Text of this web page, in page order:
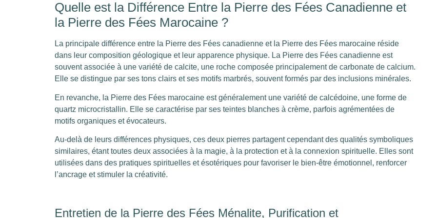
Quelle est la Différence Entre la Pierre des Fées Canadienne et
la Pierre des Fées Marocaine ?
La principale différence entre la Pierre des Fées canadienne et la Pierre des Fées marocaine réside
dans leur composition géologique et leur apparence physique. La Pierre des Fées canadienne est
souvent associée à une variété de calcite, une roche composée principalement de carbonate de calcium.
Elle se distingue par ses tons clairs et ses motifs marbrés, souvent formés par des inclusions minérales.
En revanche, la Pierre des Fées marocaine est généralement une variété de calcédoine, une forme de
quartz microcristallin. Elle se caractérise par ses teintes blanches à crème, parfois agrémentées de
motifs organiques et évocateurs.
Au-delà de leurs différences physiques, ces deux pierres partagent cependant des qualités symboliques
similaires, étant toutes deux associées à la magie, à la protection et à la connexion spirituelle. Elles sont
utilisées dans des pratiques spirituelles et ésotériques pour favoriser le bien-être émotionnel, renforcer
l’ancrage et stimuler la créativité.
Entretien de la Pierre des Fées Ménalite, Purification et